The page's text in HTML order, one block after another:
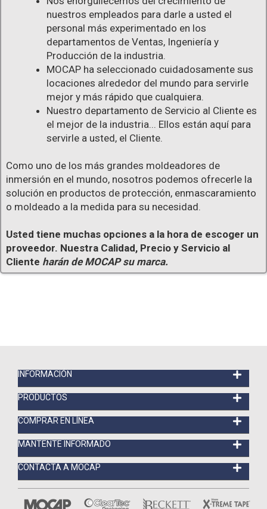
nuestros empleados para darle a usted el
personal más experimentado en los
departamentos de Ventas, Ingeniería y
Producción de la industria.
MOCAP ha seleccionado cuidadosamente sus
locaciones alrededor del mundo para servirle
mejor y más rápido que cualquiera.
Nuestro departamento de Servicio al Cliente es
el mejor de la industria... Ellos están aquí para
servirle a usted, el Cliente.
Como uno de los más grandes moldeadores de
inmersión en el mundo, nosotros podemos ofrecerle la
solución en productos de protección, enmascaramiento
o moldeado a la medida para su necesidad.
Usted tiene muchas opciones a la hora de escoger un
proveedor. Nuestra Calidad, Precio y Servicio al
Cliente harán de MOCAP su marca.
INFORMACIÓN
PRODUCTOS
COMPRAR EN LÍNEA
MANTENTE INFORMADO
CONTACTA A MOCAP